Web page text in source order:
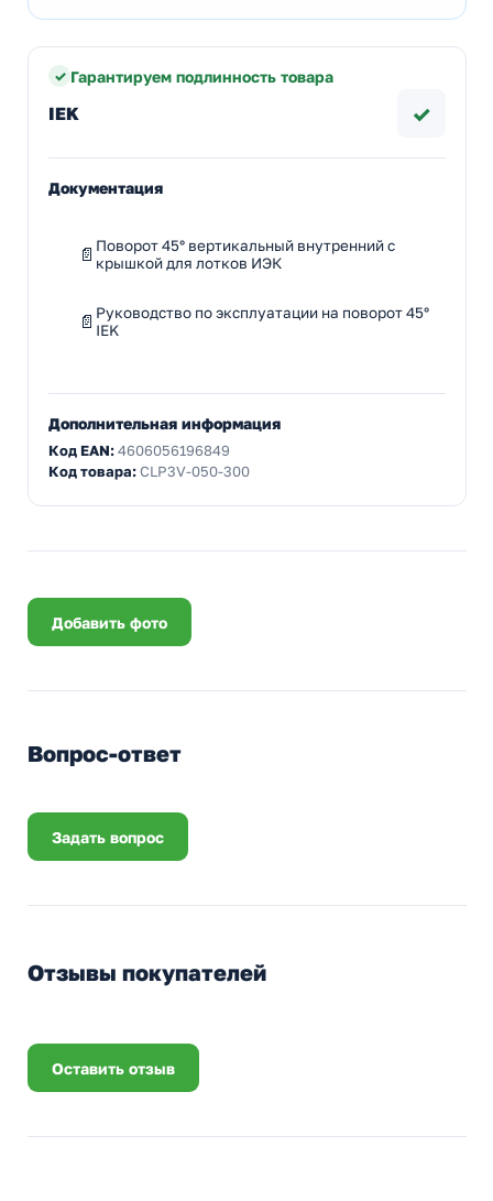
Гарантируем подлинность товара
IEK ✓
Документация
Поворот 45° вертикальный внутренний с
крышкой для лотков ИЭК
Руководство по эксплуатации на поворот 45°
IEK
Дополнительная информация
Код EAN:4606056196849
Код товара:CLP3V-050-300
Добавить фото
Вопрос-ответ
Задать вопрос
Отзывы покупателей
Оставить отзыв